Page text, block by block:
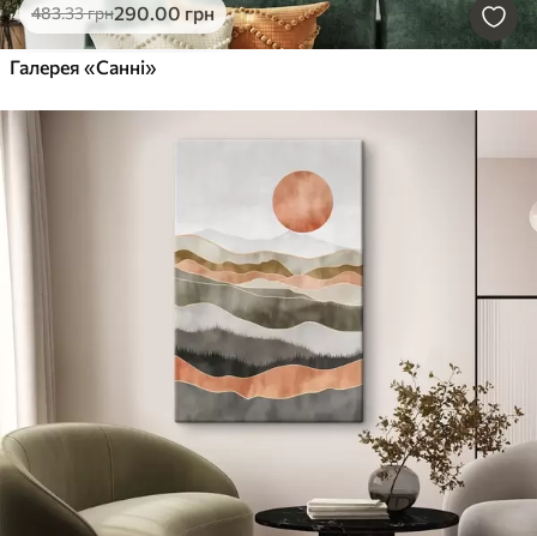
483.33грн290.00 грн
Галерея «Санні»